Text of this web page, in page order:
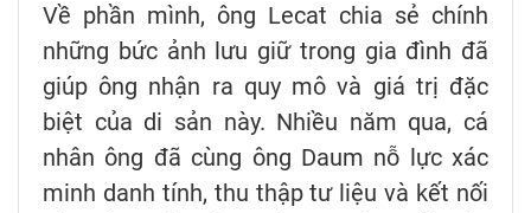
Về phần mình, ông Lecat chia sẻ chính
những bức ảnh lưu giữ trong gia đình đã
giúp ông nhận ra quy mô và giá trị đặc
biệt của di sản này. Nhiều năm qua, cá
nhân ông đã cùng ông Daum nỗ lực xác
minh danh tính, thu thập tư liệu và kết nối